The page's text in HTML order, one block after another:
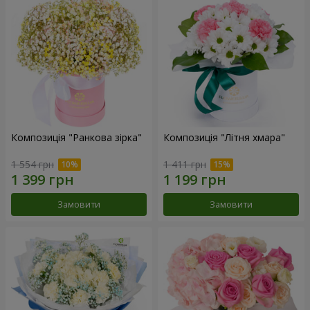
Композиція "Ранкова зірка"
1 554 грн
Замовити
Композиція "Літня хмара"
1 411 грн
Замовити